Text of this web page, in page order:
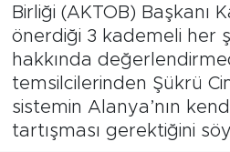
Birliği (AKTOB) Başkanı
önerdiği 3 kademeli her
hakkında
temsilcilerinden Şükrü
sistemin Alanya’nın
tartışması gerektiğini
Eğitim
Ekonomi
Gazipaşa
Haber Arşivi